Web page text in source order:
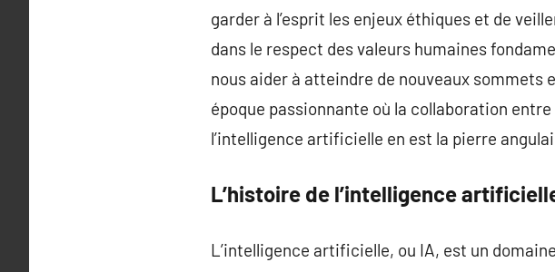
garder à l’esprit les enjeux éthiques et de
dans le respect des valeurs humaines
nous aider à atteindre de nouveaux sommets
époque passionnante où la collaboration
l’intelligence artificielle en est la pierre
L’histoire de l’intelligence
L’intelligence artificielle, ou IA, est un